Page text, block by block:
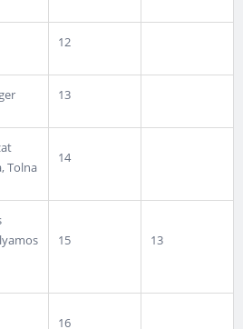
12
13
Tolna
14
15 13
16